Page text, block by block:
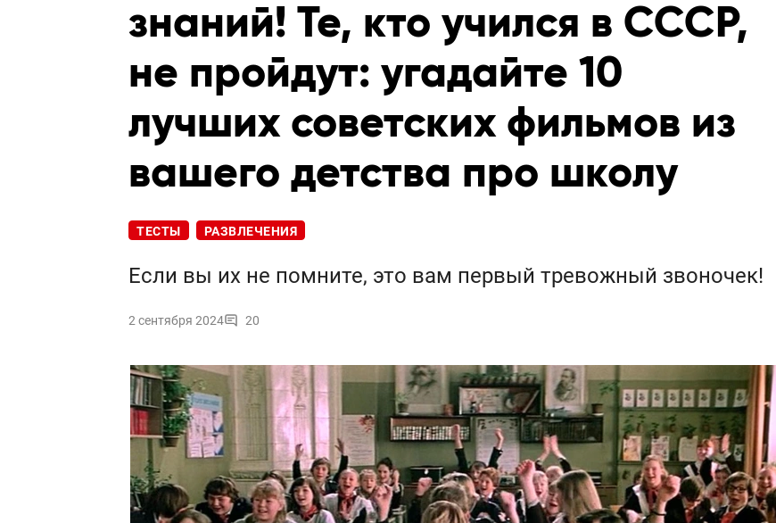
знаний! Те, кто учился в СССР,
не пройдут: угадайте 10
лучших советских фильмов из
вашего детства про школу
ТЕСТЫ РАЗВЛЕЧЕНИЯ
Если вы их не помните, это вам первый тревожный звоночек!
2 сентября 2024 20